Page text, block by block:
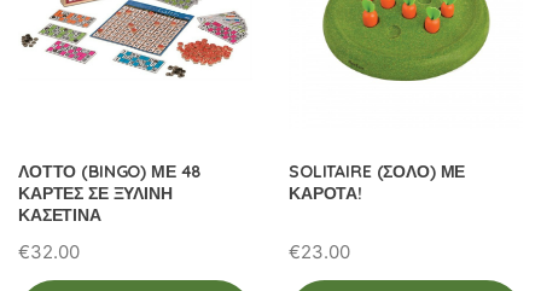
ΛΟΤΤΟ (BINGO) ΜΕ 48
ΚΑΡΤΕΣ ΣΕ ΞΥΛΙΝΗ
ΚΑΣΕΤΙΝΑ
€32.00
SOLITAIRE (ΣΟΛΟ) ΜΕ
ΚΑΡΟΤΑ!
€23.00